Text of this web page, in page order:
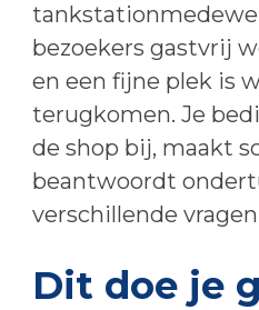
bezoekers gastvrij
en een fijne plek is
terugkomen. Je
de shop bij, maakt
beantwoordt
verschillende
Dit doe je